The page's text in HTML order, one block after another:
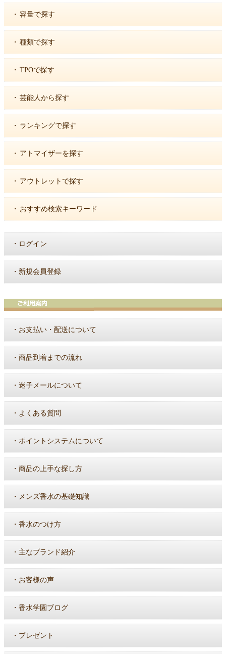
・ 容量で探す
・ 種類で探す
・ TPOで探す
・ 芸能人から探す
・ ランキングで探す
・ アトマイザーを探す
・ アウトレットで探す
・ おすすめ検索キーワード
・ ログイン
・ 新規会員登録
・ お支払い・配送について
・ 商品到着までの流れ
・ 迷子メールについて
・ よくある質問
・ ポイントシステムについて
・ 商品の上手な探し方
・ メンズ香水の基礎知識
・ 香水のつけ方
・ 主なブランド紹介
・ お客様の声
・ 香水学園ブログ
・ プレゼント